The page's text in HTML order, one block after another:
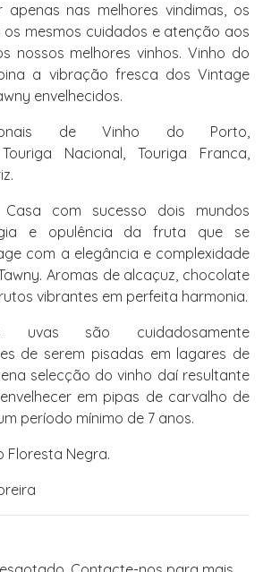
nas melhores vindimas, os
os mesmos cuidados e atenção aos
nossos melhores vinhos. Vinho do
a vibração fresca dos Vintage
envelhecidos.
de Vinho do Porto,
Nacional, Touriga Franca,
Casa com sucesso dois mundos
e opulência da fruta que se
com a elegância e complexidade
Aromas de alcaçuz, chocolate
vibrantes em perfeita harmonia.
são cuidadosamente
de serem pisadas em lagares de
selecção do vinho daí resultante
em pipas de carvalho de
período mínimo de 7 anos.
Floresta Negra.